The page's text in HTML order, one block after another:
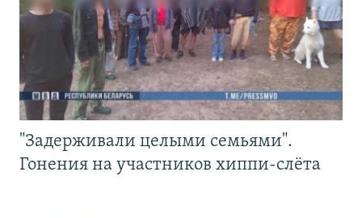
"Задерживали целыми семьями".
Гонения на участников хиппи-слёта